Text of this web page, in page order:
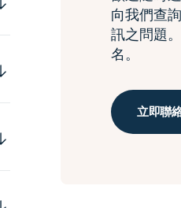
向我們查
訊之問題
名。
立即聯